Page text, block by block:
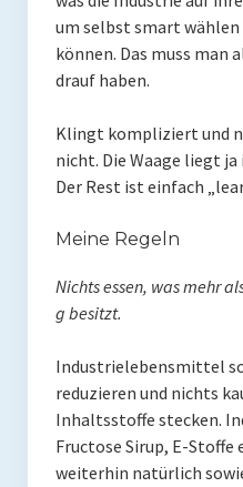
Redner
Kontakt
Impressum
Haftungsausschluss
um selbst smart wählen
können. Das muss man
drauf haben.
Klingt kompliziert und
nicht. Die Waage liegt
Der Rest ist einfach
Meine Regeln
Nichts essen, was mehr
g besitzt.
Industrielebensmittel
reduzieren und nichts
Inhaltsstoffe stecken.
Fructose Sirup, E-Stoffe
weiterhin natürlich